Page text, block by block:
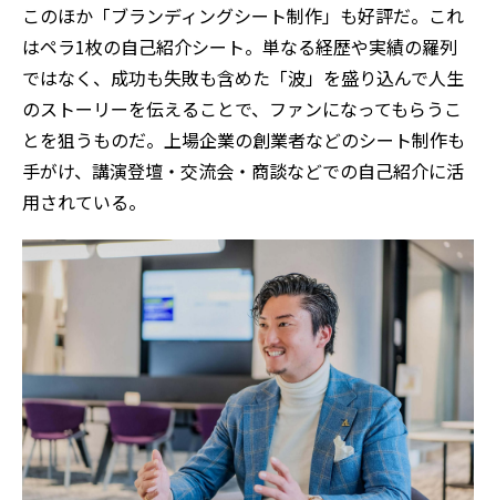
このほか「ブランディングシート制作」も好評だ。これ
はペラ1枚の自己紹介シート。単なる経歴や実績の羅列
ではなく、成功も失敗も含めた「波」を盛り込んで人生
のストーリーを伝えることで、ファンになってもらうこ
とを狙うものだ。上場企業の創業者などのシート制作も
手がけ、講演登壇・交流会・商談などでの自己紹介に活
用されている。